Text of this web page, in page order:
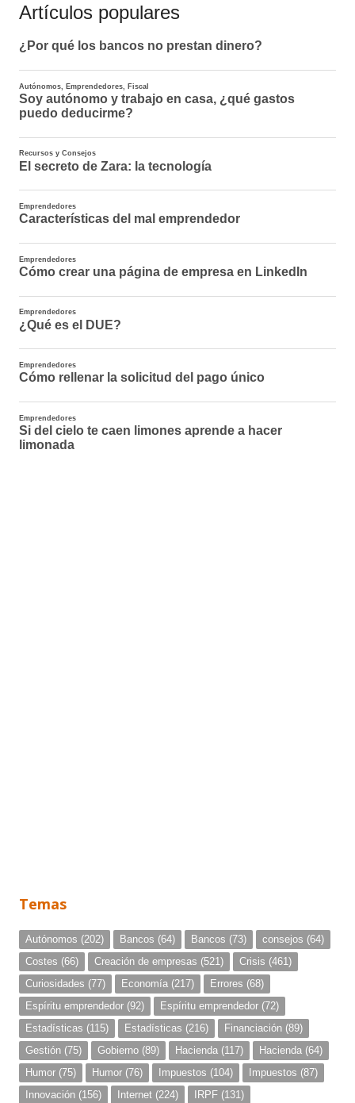
Artículos populares
Temas
Autónomos (202) Bancos (64) Bancos (73) consejos (64)
Costes (66) Creación de empresas (521) Crisis (461)
Curiosidades (77) Economía (217) Errores (68)
Espíritu emprendedor (92) Espíritu emprendedor (72)
Estadísticas (115) Estadísticas (216) Financiación (89)
Gestión (75) Gobierno (89) Hacienda (117) Hacienda (64)
Humor (75) Humor (76) Impuestos (104) Impuestos (87)
Innovación (156) Internet (224) IRPF (131)